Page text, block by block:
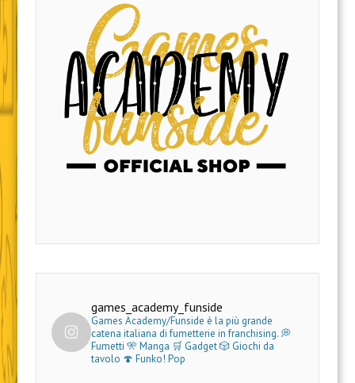
games_academy_funside
Games Academy/Funside è la più grande
catena italiana di fumetterie in franchising.💭
Fumetti 🎌 Manga 🛒 Gadget🎲 Giochi da
tavolo 🍄 Funko! Pop